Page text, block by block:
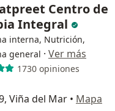
Centro de
Integral
interna, Nutrición,
general · Ver más
1730 opiniones
Viña del Mar • Mapa